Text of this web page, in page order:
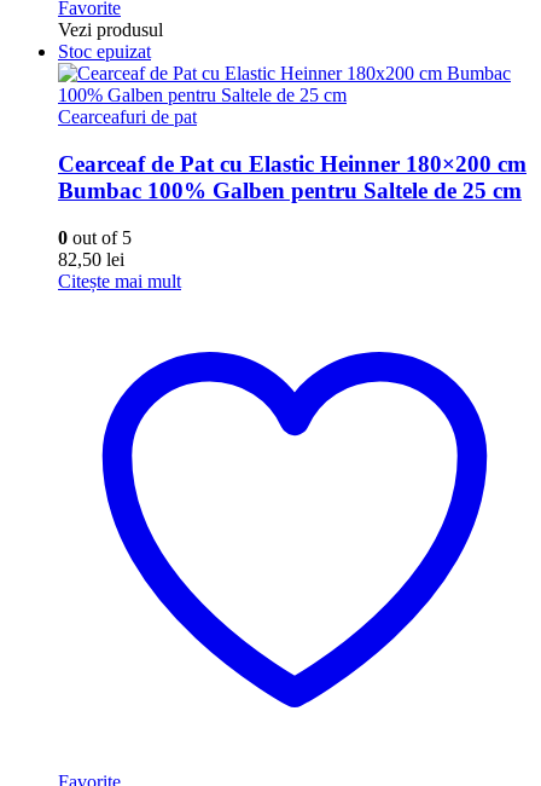
Favorite
Vezi produsul
Stoc epuizat
Cearceafuri de pat
Cearceaf de Pat cu Elastic Heinner 180×200 cm
Bumbac 100% Galben pentru Saltele de 25 cm
0 out of 5
82,50 lei
Citește mai mult
Favorite